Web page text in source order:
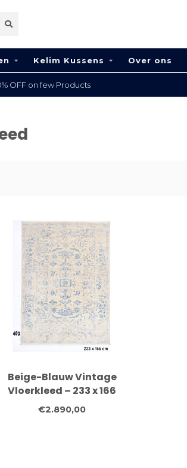
Kelim Kussens Over ons
OFF on few Products
Beige-Blauw Vintage
Vloerkleed – 233 x 166
cm – Handgeknoopt
€2.890,00